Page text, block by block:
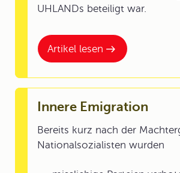
Artikel lesen
UHLANDs beteiligt war.
Innere Emigration
Bereits kurz nach der
Nationalsozialisten wurden